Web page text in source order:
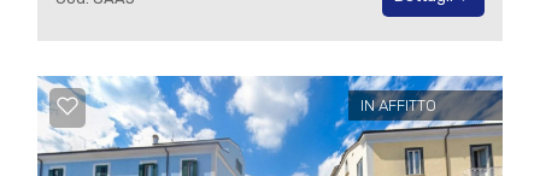
IN AFFITTO